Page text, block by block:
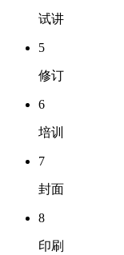
试讲
5
修订
6
培训
7
封面
8
印刷